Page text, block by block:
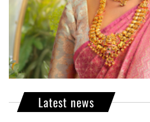
Latest news